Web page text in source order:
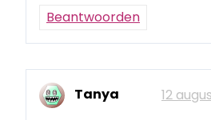
Beantwoorden
Tanya
12